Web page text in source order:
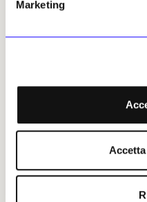
Marketing
associazioni. Sei
Arte
The Others si
corale per
DIFFUSISSIMA®